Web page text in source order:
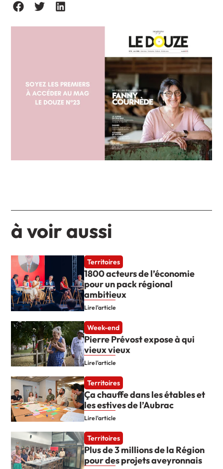
à voir aussi
Territoires
1800 acteurs de l’économie
pour un pack régional
ambitieux
Lire l'article
Week-end
Pierre Prévost expose à qui
vieux vieux
Lire l'article
Territoires
Ça chauffe dans les étables et
les estives de l’Aubrac
Lire l'article
Territoires
Plus de 3 millions de la Région
pour des projets aveyronnais